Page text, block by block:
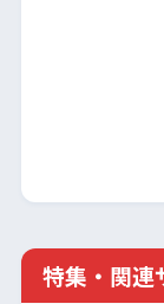
特集・関連